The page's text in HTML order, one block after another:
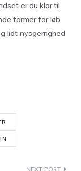
er du klar til
former for løb.
lidt nysgerrighed